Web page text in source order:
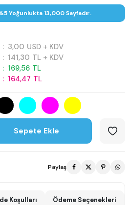
Yoğunlukta 13,000 Sayfadır.
: 3,00 USD + KDV
: 141,30 TL + KDV
: 169,56 TL
: 164,47 TL
Sepete Ekle
Paylaş
Koşulları Ödeme Seçenekleri